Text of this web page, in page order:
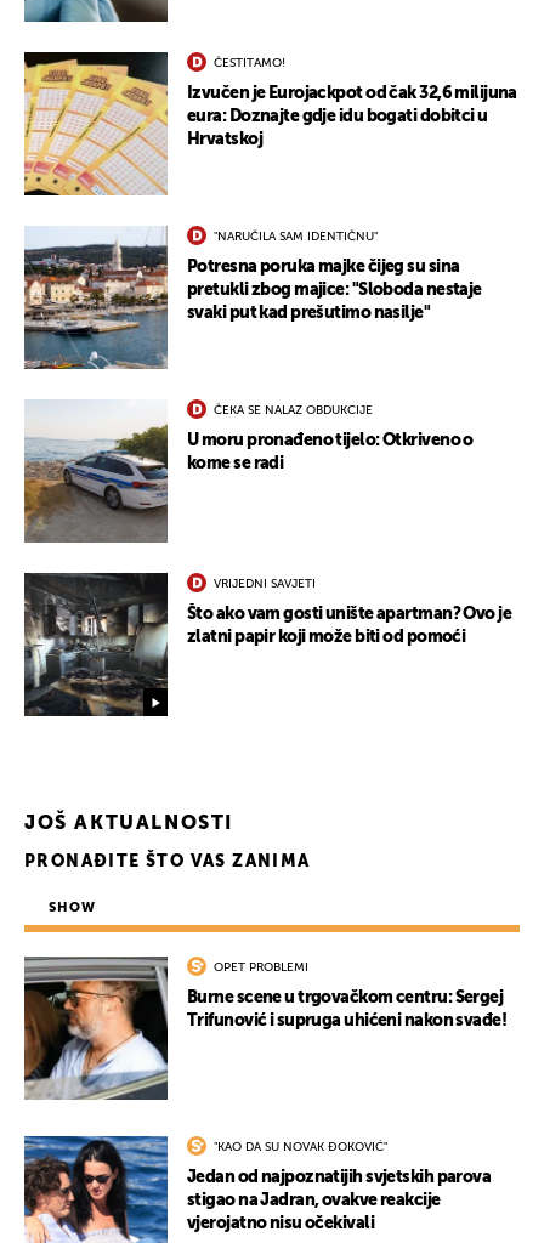
ČESTITAMO!
Izvučen je Eurojackpot od čak 32,6 milijuna
eura: Doznajte gdje idu bogati dobitci u
Hrvatskoj
"NARUČILA SAM IDENTIČNU"
Potresna poruka majke čijeg su sina
pretukli zbog majice: "Sloboda nestaje
svaki put kad prešutimo nasilje"
ČEKA SE NALAZ OBDUKCIJE
U moru pronađeno tijelo: Otkriveno o
kome se radi
VRIJEDNI SAVJETI
Što ako vam gosti unište apartman? Ovo je
zlatni papir koji može biti od pomoći
JOŠ AKTUALNOSTI
PRONAĐITE ŠTO VAS ZANIMA
SHOW
OPET PROBLEMI
Burne scene u trgovačkom centru: Sergej
Trifunović i supruga uhićeni nakon svađe!
"KAO DA SU NOVAK ĐOKOVIĆ"
Jedan od najpoznatijih svjetskih parova
stigao na Jadran, ovakve reakcije
vjerojatno nisu očekivali